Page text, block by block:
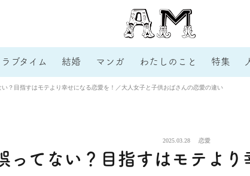
ラブタイム 結婚 マンガ わたしのこと 特集
？目指すはモテより幸せになる恋愛を！／大人女子と子供おばさんの恋愛の違い
2025.03.28 恋愛
ってない？目指すはモテよ